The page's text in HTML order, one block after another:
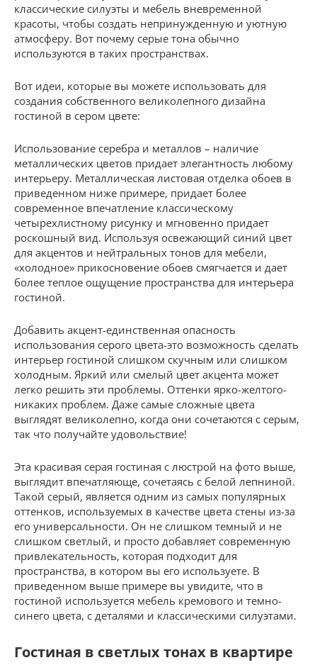
классические силуэты и мебель вневременной
красоты, чтобы создать непринужденную и уютную
атмосферу. Вот почему серые тона обычно
используются в таких пространствах.
Вот идеи, которые вы можете использовать для
создания собственного великолепного дизайна
гостиной в сером цвете:
Использование серебра и металлов – наличие
металлических цветов придает элегантность любому
интерьеру. Металлическая листовая отделка обоев в
приведенном ниже примере, придает более
современное впечатление классическому
четырехлистному рисунку и мгновенно придает
роскошный вид. Используя освежающий синий цвет
для акцентов и нейтральных тонов для мебели,
«холодное» прикосновение обоев смягчается и дает
более теплое ощущение пространства для интерьера
гостиной.
Добавить акцент-единственная опасность
использования серого цвета-это возможность сделать
интерьер гостиной слишком скучным или слишком
холодным. Яркий или смелый цвет акцента может
легко решить эти проблемы. Оттенки ярко-желтого-
никаких проблем. Даже самые сложные цвета
выглядят великолепно, когда они сочетаются с серым,
так что получайте удовольствие!
Эта красивая серая гостиная с люстрой на фото выше,
выглядит впечатляюще, сочетаясь с белой лепниной.
Такой серый, является одним из самых популярных
оттенков, используемых в качестве цвета стены из-за
его универсальности. Он не слишком темный и не
слишком светлый, и просто добавляет современную
привлекательность, которая подходит для
пространства, в котором вы его используете. В
приведенном выше примере вы увидите, что в
гостиной используется мебель кремового и темно-
синего цвета, с деталями и классическими силуэтами.
Гостиная в светлых тонах в квартире